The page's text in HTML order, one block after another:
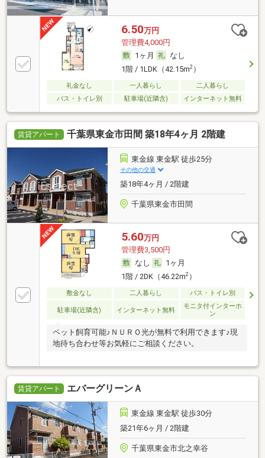
6.50万円
管理費4,000円
1ヶ月
なし
1階 / 1LDK（42.15m2）
礼金なし 一人暮らし
二人暮らし
バス・トイレ別
駐車場(近隣含) インターネット無料
賃貸アパート 千葉県東金市田間 築18年4ヶ月 2階建
東金線 東金駅 徒歩25分
その他の交通
築18年4ヶ月 / 2階建
千葉県東金市田間
5.60万円
管理費3,500円
なし
1ヶ月
1階 / 2DK（46.22m2）
敷金なし 二人暮らし バス・トイレ別
駐車場(近隣含) インターネット無料
モニタ付インターホ
ン
ペット飼育可能♪ＮＵＲＯ光が無料で利用できます♪現
地待ち合わせ等お気軽にご相談ください。
賃貸アパート エバーグリーンＡ
東金線 東金駅 徒歩30分
築21年6ヶ月 / 2階建
千葉県東金市北之幸谷